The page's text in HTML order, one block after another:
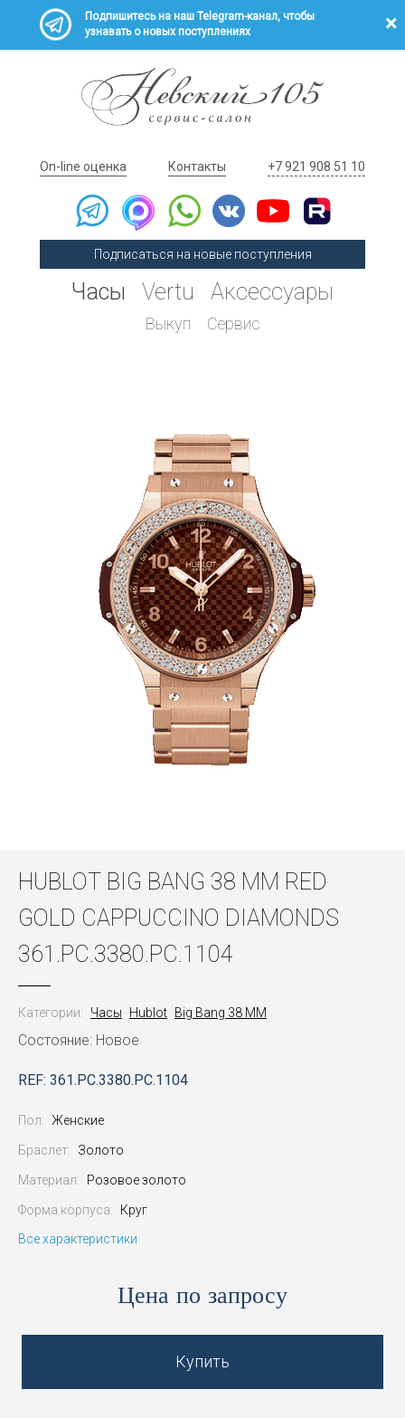
Подпишитесь на наш Telegram-канал, чтобы
узнавать о новых поступлениях
On-line оценка Контакты +7 921 908 51 10
Подписаться на новые поступления
Часы Vertu Аксессуары
Выкуп Сервис
HUBLOT BIG BANG 38 MM RED
GOLD CAPPUCCINO DIAMONDS
361.PC.3380.PC.1104
Категории: Часы Hublot Big Bang 38 MM
Состояние: Новое
REF: 361.PC.3380.PC.1104
Пол: Женские
Браслет: Золото
Материал: Розовое золото
Форма корпуса:
Круг
Все характеристики
Цена по запросу
Купить